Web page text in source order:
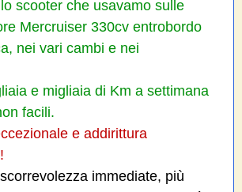
scooter che usavamo sulle
Mercruiser 330cv entrobordo
nei vari cambi e nei
e migliaia di Km a settimana
facili.
e addirittura
immediate, più